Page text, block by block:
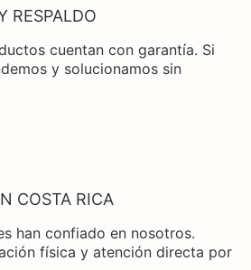
RESPALDO
cuentan con garantía. Si
y solucionamos sin
COSTA RICA
han confiado en nosotros.
física y atención directa por